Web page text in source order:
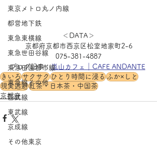
東京メトロ丸ノ内線
都営地下鉄
東急東横線
東急世田谷線
東急田園都市線
東急線その他
西武線
東武線
京成線
その他東京
＜DATA＞
京都府京都市西京区松室地家町2-6
075-381-4887
ブログ記事：嵐山カフェ｜CAFE ANDANTE
きいろサクサクひとり時間に浸るふか×しと
現実逃避紅茶・日本茶・中国茶
京都府